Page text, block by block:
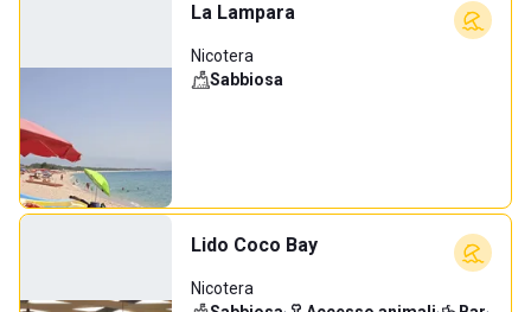
La Lampara
Nicotera
Sabbiosa
Lido Coco Bay
Nicotera